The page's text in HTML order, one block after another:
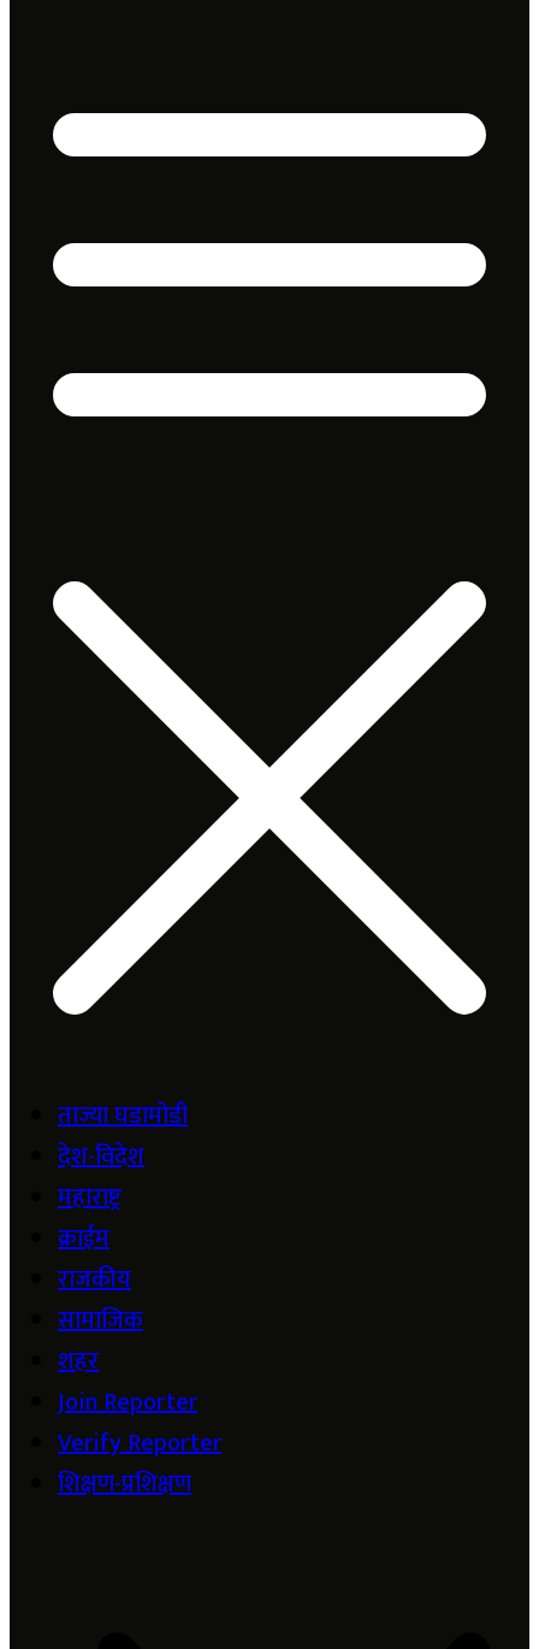
ताज्या घडामोडी
देश-विदेश
महाराष्ट्र
क्राईम
राजकीय
सामाजिक
शहर
Join Reporter
Verify Reporter
शिक्षण-प्रशिक्षण